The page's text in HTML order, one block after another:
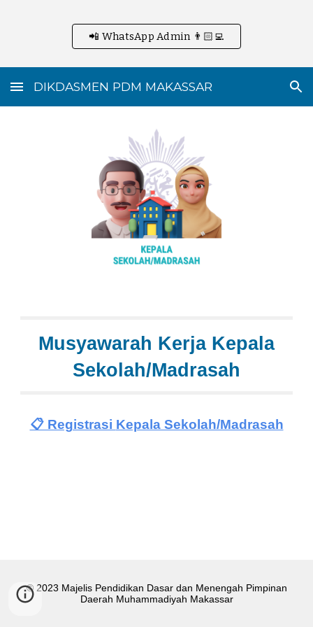
Skip to main content
Skip to navigation
📲 WhatsApp Admin 👨🏻‍💻
DIKDASMEN PDM MAKASSAR
Musyawarah Kerja Kepala
Sekolah/Madrasah
📋 Registrasi Kepala Sekolah/Madrasah
© 2023 Majelis Pendidikan Dasar dan Menengah Pimpinan
Daerah Muhammadiyah Makassar